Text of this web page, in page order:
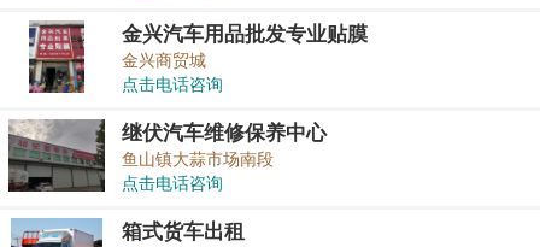
金兴汽车用品批发专业贴膜
金兴商贸城
点击电话咨询
继伏汽车维修保养中心
鱼山镇大蒜市场南段
点击电话咨询
箱式货车出租